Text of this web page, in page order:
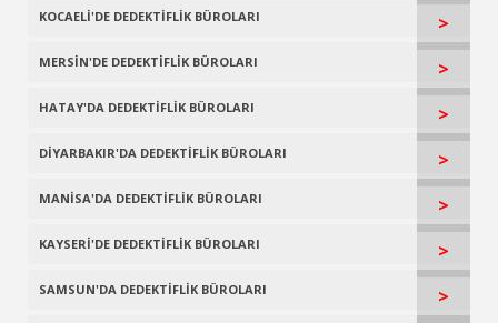
KOCAELİ'DE DEDEKTİFLİK BÜROLARI >
MERSİN'DE DEDEKTİFLİK BÜROLARI >
HATAY'DA DEDEKTİFLİK BÜROLARI >
DİYARBAKIR'DA DEDEKTİFLİK BÜROLARI >
MANİSA'DA DEDEKTİFLİK BÜROLARI >
KAYSERİ'DE DEDEKTİFLİK BÜROLARI >
SAMSUN'DA DEDEKTİFLİK BÜROLARI >